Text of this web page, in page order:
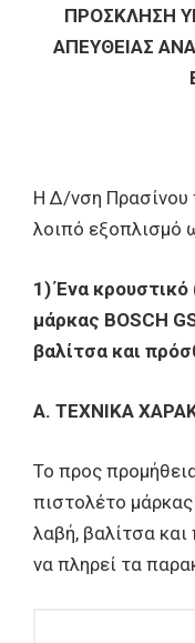
ΠΡΟΣΚΛΗΣΗ
ΑΠΕΥΘΕΙΑΣ
Η Δ/νση Πρασίνου
λοιπό εξοπλισμό
1) Ένα
μάρκας BOSCH
βαλίτσα και
Α. ΤΕΧΝΙΚΑ
Το προς
πιστολέτο μάρκας
λαβή, βαλίτσα
να πληρεί τα